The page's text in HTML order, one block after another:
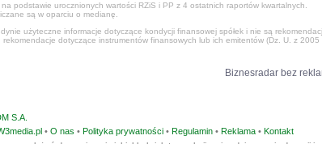
podstawie urocznionych wartości RZiS i PP z 4 ostatnich raportów kwartalnych.
są w oparciu o medianę.
użyteczne informacje dotyczące kondycji finansowej spółek i nie są
rekomendacje dotyczące instrumentów finansowych lub ich emitentów (Dz. U. z 2005
Biznesradar bez
S.A.
• O nas • Polityka prywatności • Regulamin • Reklama • Kontakt